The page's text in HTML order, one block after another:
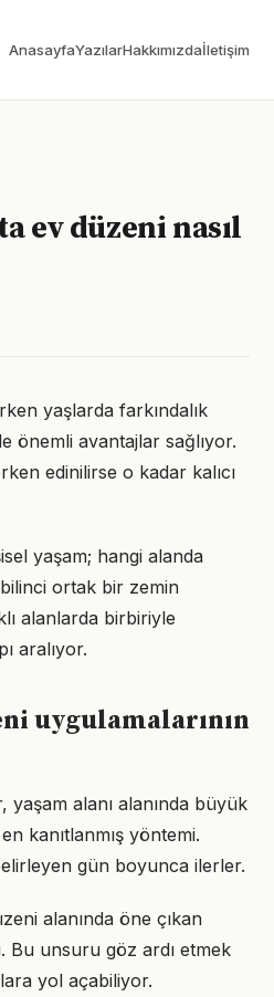
AnasayfaYazılarHakkımızdaİletişim
ev düzeni nasıl
yaşlarda farkındalık
önemli avantajlar sağlıyor.
edinilirse o kadar kalıcı
yaşam; hangi alanda
ortak bir zemin
alanlarda birbiriyle
aralıyor.
uygulamalarının
yaşam alanı alanında büyük
kanıtlanmış yöntemi.
gün boyunca ilerler.
alanında öne çıkan
Bu unsuru göz ardı etmek
yol açabiliyor.